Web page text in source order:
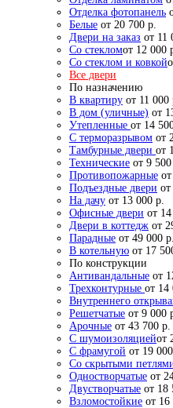
Отделка фотопанель
Белые от 20 700 р.
Двери на заказ от 11
Со стекломот 12 000
Со стеклом и ковкой
Все двери
По назначению
В квартиру от 11 000
В дом (уличные) от
Утепленные от 14
С терморазрывом от
Тамбурные двери от
Технические от 9
Противопожарные
Подъездные двери
На дачу от 13 000 р.
Офисные двери от
Двери в коттедж от
Парадные от 49 000 р.
В котельную от 17
По конструкции
Антивандальные от
Трехконтурные от 14
Внутреннего
Решетчатые от 9 000
Арочные от 43 700 р.
С шумоизоляциейот
С фрамугой от 19
Со скрытыми
Одностворчатые от
Двустворчатые от 18
Взломостойкие от 16